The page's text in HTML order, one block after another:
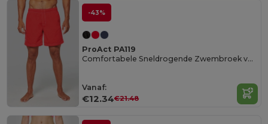
-43%
ProAct PA119
Comfortabele Sneldrogende Zwembroek voor Heren
Vanaf:
€12.34€21.48